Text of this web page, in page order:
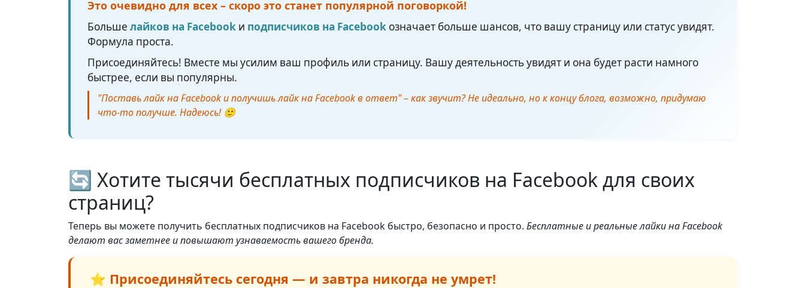
Это очевидно для всех – скоро это станет популярной поговоркой!
Больше лайков на Facebook и подписчиков на Facebook означает больше шансов, что вашу страницу или статус увидят.
Формула проста.
Присоединяйтесь! Вместе мы усилим ваш профиль или страницу. Вашу деятельность увидят и она будет расти намного
быстрее, если вы популярны.
"Поставь лайк на Facebook и получишь лайк на Facebook в ответ" – как звучит? Не идеально, но к концу блога, возможно, придумаю
что-то получше. Надеюсь! 🙂
🔄 Хотите тысячи бесплатных подписчиков на Facebook для своих
страниц?
Теперь вы можете получить бесплатных подписчиков на Facebook быстро, безопасно и просто. Бесплатные и реальные лайки на Facebook
делают вас заметнее и повышают узнаваемость вашего бренда.
⭐ Присоединяйтесь сегодня — и завтра никогда не умрет!